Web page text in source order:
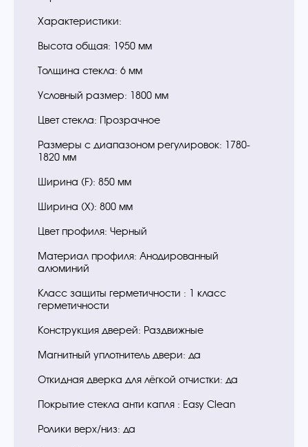
Характеристики:
Высота общая: 1950 мм
Толщина стекла: 6 мм
Условный размер: 1800 мм
Цвет стекла: Прозрачное
Размеры с диапазоном регулировок: 1780-
1820 мм
Ширина (F): 850 мм
Ширина (Х): 800 мм
Цвет профиля: Черный
Материал профиля: Анодированный
алюминий
Класс защиты герметичности : 1 класс
герметичности
Конструкция дверей: Раздвижные
Магнитный уплотнитель двери: да
Откидная дверка для лёгкой отчистки: да
Покрытие стекла анти капля : Easy Clean
Ролики верх/низ: да